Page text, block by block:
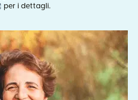
(si apre in una nuova finestra)
per i dettagli.